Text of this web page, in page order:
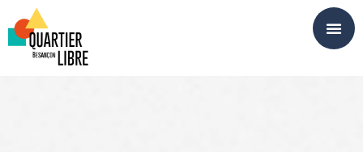
Panneau de gestion des cookies